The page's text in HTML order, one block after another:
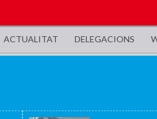
ACTUALITAT DELEGACIONS